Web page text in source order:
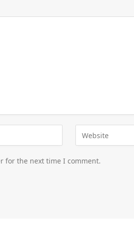
for the next time I comment.